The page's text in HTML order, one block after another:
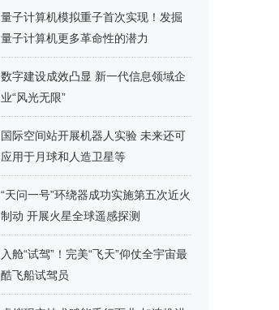
量子计算机模拟重子首次实现！发掘
量子计算机更多革命性的潜力
数字建设成效凸显 新一代信息领域企
业“风光无限”
国际空间站开展机器人实验 未来还可
应用于月球和人造卫星等
“天问一号”环绕器成功实施第五次近火
制动 开展火星全球遥感探测
入舱“试驾”！完美“飞天”仰仗全宇宙最
酷飞船试驾员